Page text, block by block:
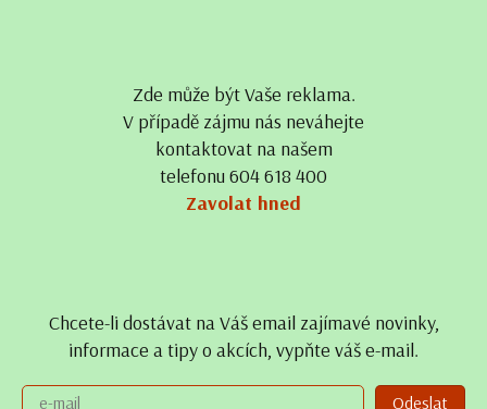
Zde může být Vaše reklama.
V případě zájmu nás neváhejte
kontaktovat na našem
telefonu 604 618 400
Zavolat hned
Chcete-li dostávat na Váš email zajímavé novinky,
informace a tipy o akcích, vypňte váš e-mail.
Odeslat